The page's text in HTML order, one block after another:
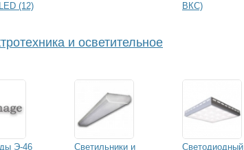
(12)
ВКС)
и осветительное
Э-46
Светильники и
Светодиодный